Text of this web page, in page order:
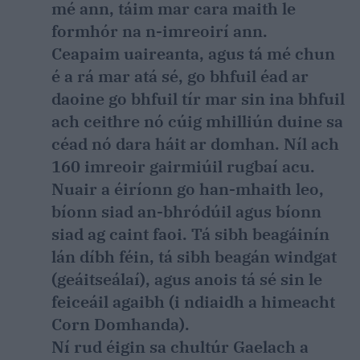
mé ann, táim mar cara maith le
formhór na n-imreoirí ann.
Ceapaim uaireanta, agus tá mé chun
é a rá mar atá sé, go bhfuil éad ar
daoine go bhfuil tír mar sin ina bhfuil
ach ceithre nó cúig mhilliún duine sa
céad nó dara háit ar domhan. Níl ach
160 imreoir gairmiúil rugbaí acu.
Nuair a éiríonn go han-mhaith leo,
bíonn siad an-bhródúil agus bíonn
siad ag caint faoi. Tá sibh beagáinín
lán díbh féin, tá sibh beagán windgat
(geáitseálaí), agus anois tá sé sin le
feiceáil agaibh (i ndiaidh a himeacht
Corn Domhanda).
Ní rud éigin sa chultúr Gaelach a